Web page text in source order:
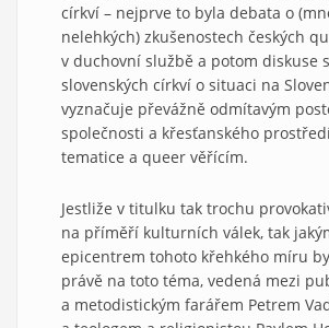
církví – nejprve to byla debata o
nelehkých) zkušenostech českých
v duchovní službě a potom diskuse
slovenských církví o situaci na
vyznačuje převážně odmítavým
společnosti a křesťanského
tematice a queer věřícím.
Jestliže v titulku tak trochu
na příměří kulturních válek, tak
epicentrem tohoto křehkého míru
právě na toto téma, vedená mezi
a metodistickým farářem Petrem